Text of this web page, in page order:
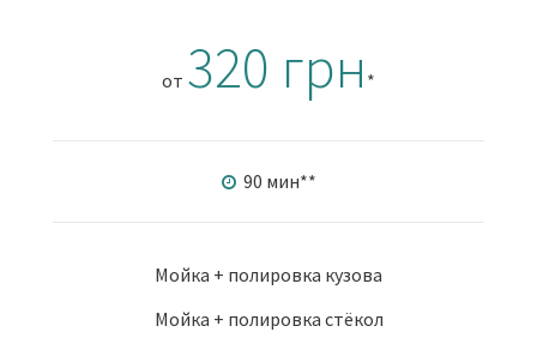
от 320 грн *
90 мин**
Мойка + полировка кузова
Мойка + полировка стёкол